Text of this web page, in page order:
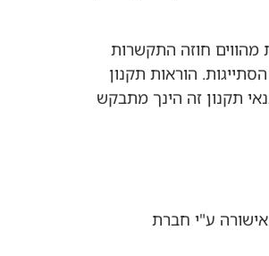
מהווים חוזה התקשרות
הוראות תקנון
תקנון זה הינך מתבקש
ע"י חברת